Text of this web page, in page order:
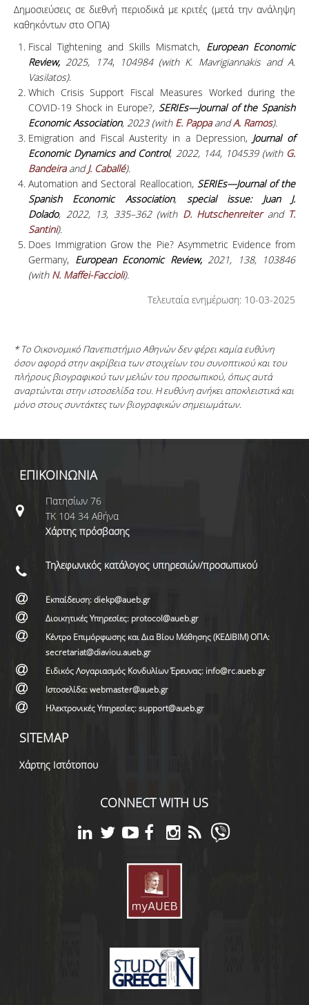
Δημοσιεύσεις σε διεθνή περιοδικά με κριτές (μετά την ανάληψη
καθηκόντων στο ΟΠΑ)
Fiscal Tightening and Skills Mismatch, European Economic
Review,2025, 174, 104984 (with K. Mavrigiannakis and A.
Vasilatos).
Which Crisis Support Fiscal Measures Worked during the
COVID-19 Shock in Europe?, SERIEs—Journal of the Spanish
Economic Association, 2023 (with E. PappaandA. Ramos).
Emigration and Fiscal Austerity in a Depression, Journal of
Economic Dynamics and Control, 2022, 144, 104539 (withG.
BandeiraandJ. Caballé).
Automation and Sectoral Reallocation, SERIEs—Journal of the
Spanish Economic Association,special issue: Juan J.
Dolado, 2022, 13, 335–362 (with D. HutschenreiterandT.
Santini).
Does Immigration Grow the Pie? Asymmetric Evidence from
Germany, European Economic Review, 2021, 138, 103846
(withN. Maffei-Faccioli).
Τελευταία ενημέρωση: 10-03-2025
* Το Οικονομικό Πανεπιστήμιο Αθηνών δεν φέρει καμία ευθύνη
όσον αφορά στην ακρίβεια των στοιχείων του συνοπτικού και του
πλήρους βιογραφικού των μελών του προσωπικού, όπως αυτά
αναρτώνται στην ιστοσελίδα του. Η ευθύνη ανήκει αποκλειστικά και
μόνο στους συντάκτες των βιογραφικών σημειωμάτων.
ΕΠΙΚΟΙΝΩΝΙΑ
Πατησίων 76
ΤΚ 104 34 Αθήνα
Χάρτης πρόσβασης
Τηλεφωνικός κατάλογος υπηρεσιών/προσωπικού
Εκπαίδευση: diekp@aueb.gr
Διοικητικές Υπηρεσίες: protocol@aueb.gr
Κέντρο Επιμόρφωσης και Δια Βίου Μάθησης (ΚΕΔΙΒΙΜ) ΟΠΑ:
secretariat@diaviou.aueb.gr
Ειδικός Λογαριασμός Κονδυλίων Έρευνας: info@rc.aueb.gr
Ιστοσελίδα: webmaster@aueb.gr
Ηλεκτρονικές Υπηρεσίες: support@aueb.gr
SITEMAP
Χάρτης Ιστότοπου
CONNECT WITH US